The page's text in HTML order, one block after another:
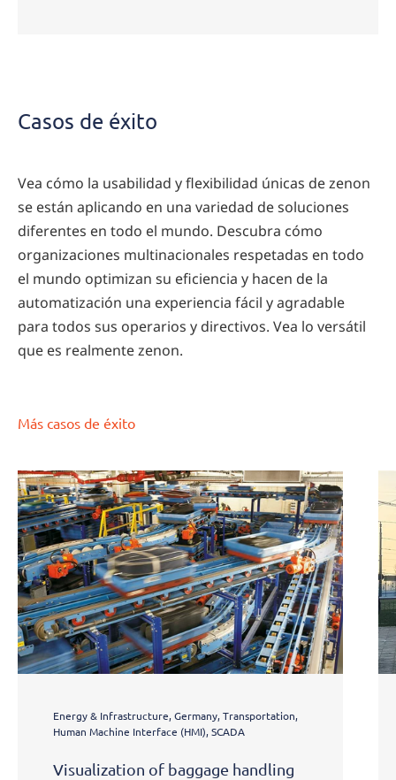
Casos de éxito
Vea cómo la usabilidad y flexibilidad únicas de zenon
se están aplicando en una variedad de soluciones
diferentes en todo el mundo. Descubra cómo
organizaciones multinacionales respetadas en todo
el mundo optimizan su eficiencia y hacen de la
automatización una experiencia fácil y agradable
para todos sus operarios y directivos. Vea lo versátil
que es realmente zenon.
Más casos de éxito
Energy & Infrastructure, Germany, Transportation,
Human Machine Interface (HMI), SCADA
Visualization of baggage handling